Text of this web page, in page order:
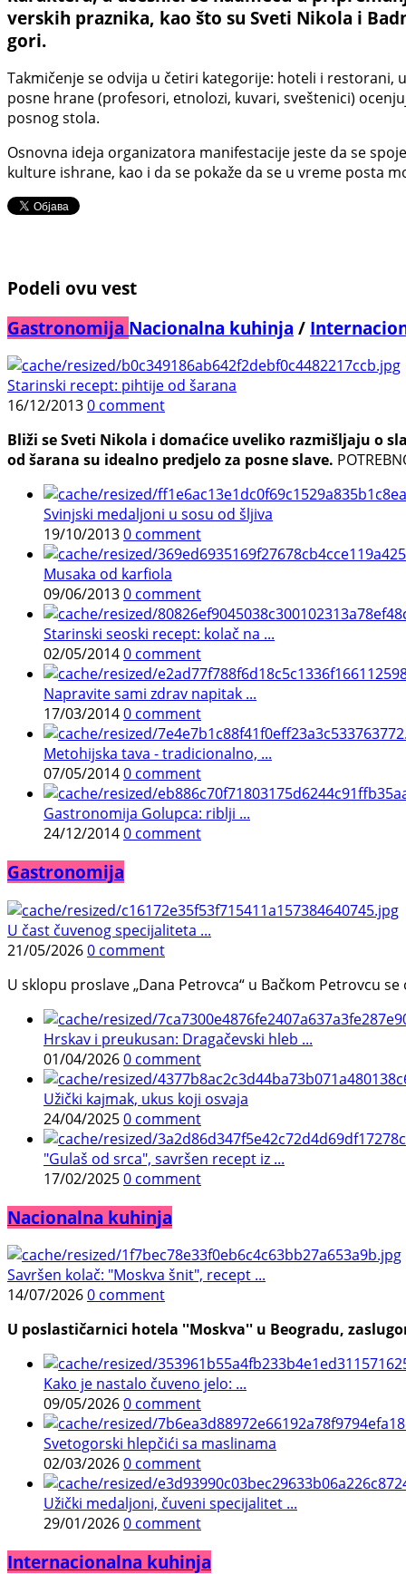
verskih praznika, kao što su Sveti Nikola i
gori.
Takmičenje se odvija u četiri kategorije: hoteli i
posne hrane (profesori, etnolozi, kuvari, sveštenici)
posnog stola.
Osnovna ideja organizatora manifestacije jeste da se
kulture ishrane, kao i da se pokaže da se u vreme posta
Podeli ovu vest
Gastronomija Nacionalna kuhinja /
Starinski recept: pihtije od šarana
16/12/20130 comment
Bliži se Sveti Nikola i domaćice uveliko razmišljaju o
od šarana su idealno predjelo za posne slave.
Svinjski medaljoni u sosu od šljiva
19/10/20130 comment
Musaka od karfiola
09/06/20130 comment
Starinski seoski recept: kolač na ...
02/05/20140 comment
Napravite sami zdrav napitak ...
17/03/20140 comment
Metohijska tava - tradicionalno, ...
07/05/20140 comment
Gastronomija Golupca: riblji ...
24/12/20140 comment
Gastronomija
U čast čuvenog specijaliteta ...
21/05/20260 comment
U sklopu proslave „Dana Petrovca“ u Bačkom Petrovcu
Hrskav i preukusan: Dragačevski hleb ...
01/04/20260 comment
Užički kajmak, ukus koji osvaja
24/04/20250 comment
"Gulaš od srca", savršen recept iz ...
17/02/20250 comment
Nacionalna kuhinja
Savršen kolač: "Moskva šnit", recept ...
14/07/20260 comment
U poslastičarnici hotela ''Moskva'' u Beogradu,
Kako je nastalo čuveno jelo: ...
09/05/20260 comment
Svetogorski hlepčići sa maslinama
02/03/20260 comment
Užički medaljoni, čuveni specijalitet ...
29/01/20260 comment
Internacionalna kuhinja